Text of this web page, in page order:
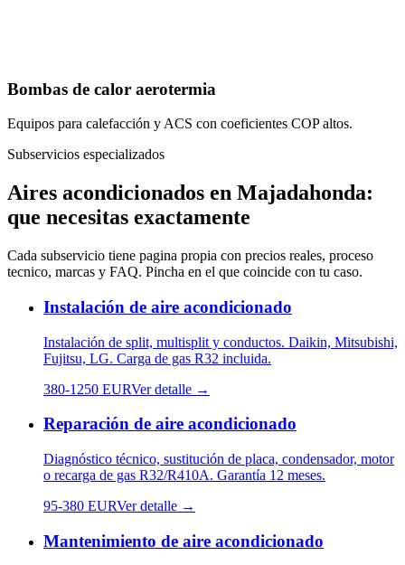
Bombas de calor aerotermia
Equipos para calefacción y ACS con coeficientes COP altos.
Subservicios especializados
Aires acondicionados en Majadahonda:
que necesitas exactamente
Cada subservicio tiene pagina propia con precios reales, proceso
tecnico, marcas y FAQ. Pincha en el que coincide con tu caso.
Instalación de aire acondicionado
Instalación de split, multisplit y conductos. Daikin, Mitsubishi,
Fujitsu, LG. Carga de gas R32 incluida.
380-1250 EURVer detalle →
Reparación de aire acondicionado
Diagnóstico técnico, sustitución de placa, condensador, motor
o recarga de gas R32/R410A. Garantía 12 meses.
95-380 EURVer detalle →
Mantenimiento de aire acondicionado